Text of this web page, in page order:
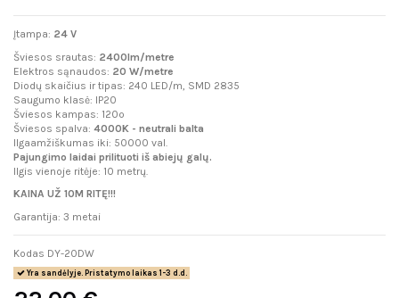
Įtampa: 24 V
Šviesos srautas: 2400lm/metre
Elektros sąnaudos: 20 W/metre
Diodų skaičius ir tipas: 240 LED/m, SMD 2835
Saugumo klasė: IP20
Šviesos kampas: 120º
Šviesos spalva: 4000K - neutrali balta
Ilgaamžiškumas iki: 50000 val.
Pajungimo laidai prilituoti iš abiejų galų.
Ilgis vienoje ritėje: 10 metrų.
KAINA UŽ 10M RITĘ!!!
Garantija: 3 metai
Kodas DY-20DW
Yra sandėlyje. Pristatymo laikas 1-3 d.d.